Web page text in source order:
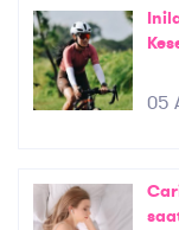
05